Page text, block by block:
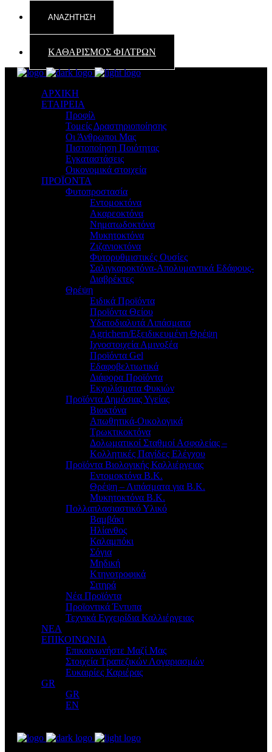
ΚΑΘΑΡΙΣΜΟΣ ΦΙΛΤΡΩΝ
ΑΡΧΙΚΗ
ΕΤΑΙΡΕΙΑ
Προφίλ
Τομείς Δραστηριοποίησης
Οι Άνθρωποι Μας
Πιστοποίηση Ποιότητας
Εγκαταστάσεις
Οικονομικά στοιχεία
ΠΡΟΪΟΝΤΑ
Φυτοπροστασία
Εντομοκτόνα
Ακαρεοκτόνα
Νηματωδοκτόνα
Μυκητοκτόνα
Ζιζανιοκτόνα
Φυτορυθμιστικές Ουσίες
Σαλιγκαροκτόνα-Απολυμαντικά Εδάφους-
Διαβρέκτες
Θρέψη
Ειδικά Προϊόντα
Προϊόντα Θείου
Υδατοδιαλυτά Λιπάσματα
Agrichem/Εξειδικευμένη Θρέψη
Ιχνοστοιχεία Αμινοξέα
Προϊόντα Gel
Εδαφοβελτιωτικά
Διάφορα Προϊόντα
Εκχυλίσματα Φυκιών
Προϊόντα Δημόσιας Υγείας
Βιοκτόνα
Απωθητικά-Οικολογικά
Τρωκτικοκτόνα
Δολωματικοί Σταθμοί Ασφαλείας –
Κολλητικές Παγίδες Ελέγχου
Προϊόντα Βιολογικής Καλλιέργειας
Εντομοκτόνα Β.Κ.
Θρέψη – Λιπάσματα για Β.Κ.
Μυκητοκτόνα Β.Κ.
Πολλαπλασιαστικό Υλικό
Βαμβάκι
Ηλίανθος
Καλαμπόκι
Σόγια
Μηδική
Κτηνοτροφικά
Σιτηρά
Νέα Προϊόντα
Προϊοντικά Έντυπα
Τεχνικά Εγχειρίδια Καλλιέργειας
ΝΕΑ
ΕΠΙΚΟΙΝΩΝΙΑ
Επικοινωνήστε Μαζί Μας
Στοιχεία Τραπεζικών Λογαριασμών
Ευκαιρίες Καριέρας
GR
GR
EN